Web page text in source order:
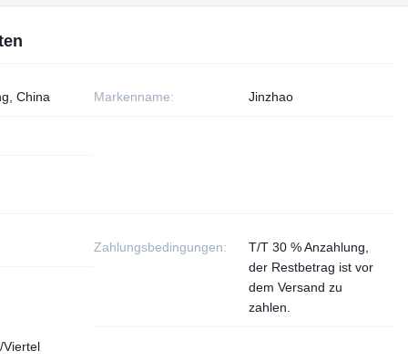
China Markenname: Jinzhao
Zahlungsbedingungen:
T/T 30 % Anzahlung,
der Restbetrag ist vor
dem Versand zu
zahlen.
Viertel